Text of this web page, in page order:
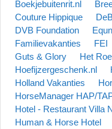
Boekjebuitenrit.nl
Couture Hippique
DVB Foundation
Familievakanties
FEI
Guts & Glory
Het
Hoefijzergeschenk.nl
Holland Vakanties
HorseManager HAP/
Hotel - Restaurant Villa
Human & Horse Hotel